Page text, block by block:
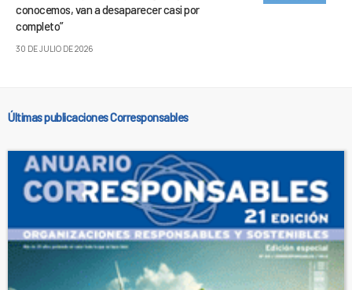
conocemos, van a desaparecer casi por
completo”
30 DE JULIO DE 2026
Últimas publicaciones Corresponsables